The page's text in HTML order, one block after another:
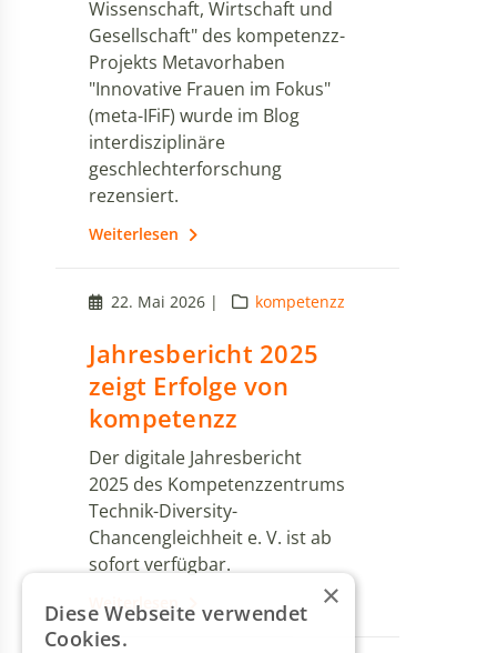
Wissenschaft, Wirtschaft und
Gesellschaft" des kompetenzz-
Projekts Metavorhaben
"Innovative Frauen im Fokus"
(meta-IFiF) wurde im Blog
interdisziplinäre
geschlechterforschung
rezensiert.
Weiterlesen
22. Mai 2026 | kompetenzz
Jahresbericht 2025
zeigt Erfolge von
kompetenzz
Der digitale Jahresbericht
2025 des Kompetenzzentrums
Technik-Diversity-
Chancengleichheit e. V. ist ab
sofort verfügbar.
Weiterlesen ×
Diese Webseite verwendet
Cookies.